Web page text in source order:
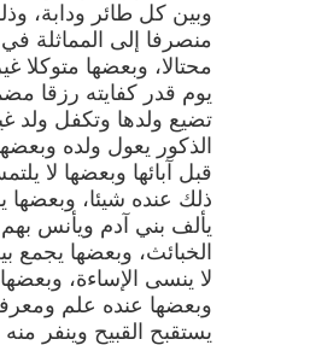
وبين كل طائر ودابة،
منصرفا إلى المماثلة
محتالا، وبعضها متوكلا
يوم قدر كفايته رزقا
تضيع ولدها وتكفل ولد
الذكور يعول ولده
قبل آبائها وبعضها لا
ذلك عنده شيئا، وبعضها
يألف بني آدم ويأنس
الخبائث، وبعضها يجمع
لا ينسى الإساءة، وبعضها
وبعضها عنده علم ومعرفة
يستقبح القبيح وينفر